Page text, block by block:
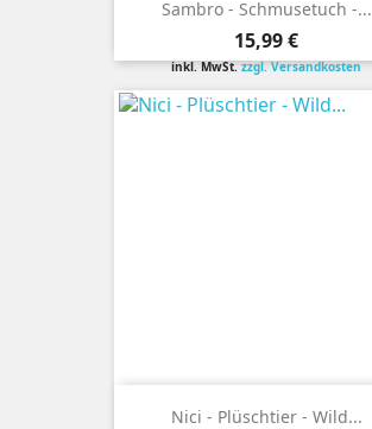
Sambro - Schmusetuch -...
Preis
15,99 €
inkl. MwSt.zzgl. Versandkosten
Nici - Plüschtier - Wild...